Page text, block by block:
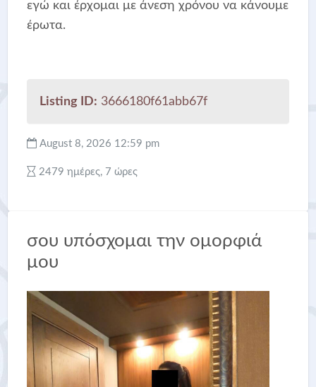
εγώ και έρχομαι με άνεση χρόνου να κάνουμε
έρωτα.
Listing ID: 3666180f61abb67f
August 8, 2026 12:59 pm
2479 ημέρες, 7 ώρες
σου υπόσχομαι την ομορφιά
μου